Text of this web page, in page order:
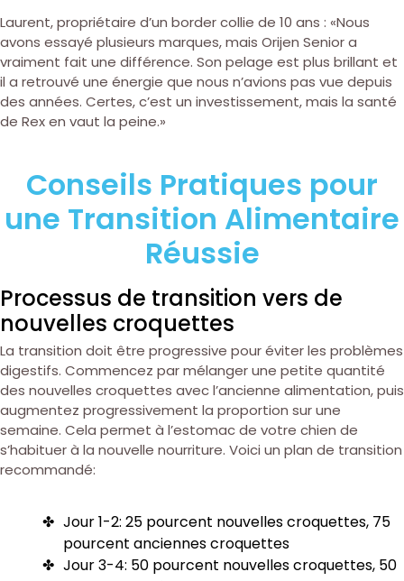
Laurent, propriétaire d’un border collie de 10 ans : «Nous
avons essayé plusieurs marques, mais Orijen Senior a
vraiment fait une différence. Son pelage est plus brillant et
il a retrouvé une énergie que nous n’avions pas vue depuis
des années. Certes, c’est un investissement, mais la santé
de Rex en vaut la peine.»
Conseils Pratiques pour
une Transition Alimentaire
Réussie
Processus de transition vers de
nouvelles croquettes
La transition doit être progressive pour éviter les problèmes
digestifs. Commencez par mélanger une petite quantité
des nouvelles croquettes avec l’ancienne alimentation, puis
augmentez progressivement la proportion sur une
semaine. Cela permet à l’estomac de votre chien de
s’habituer à la nouvelle nourriture. Voici un plan de transition
recommandé:
Jour 1-2: 25 pourcent nouvelles croquettes, 75
pourcent anciennes croquettes
Jour 3-4: 50 pourcent nouvelles croquettes, 50